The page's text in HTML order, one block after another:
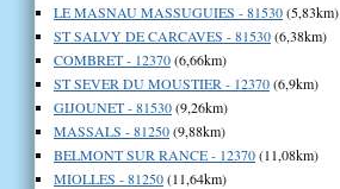
LE MASNAU MASSUGUIES - 81530(5,83km)
ST SALVY DE CARCAVES - 81530(6,38km)
COMBRET - 12370(6,66km)
ST SEVER DU MOUSTIER - 12370(6,9km)
GIJOUNET - 81530(9,26km)
MASSALS - 81250(9,88km)
BELMONT SUR RANCE - 12370(11,08km)
MIOLLES - 81250(11,64km)